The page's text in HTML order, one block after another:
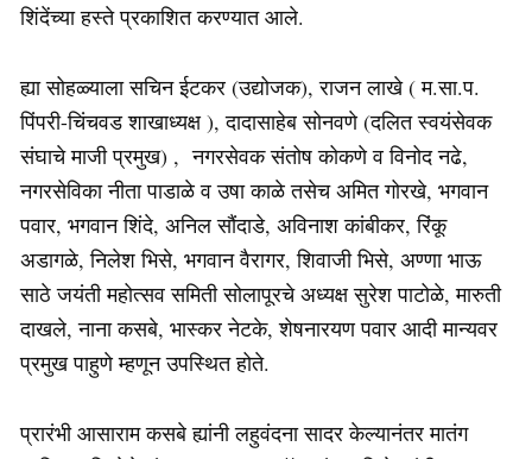
शिंदेंच्या हस्ते प्रकाशित करण्यात आले.
ह्या सोहळ्याला सचिन ईटकर (उद्योजक), राजन लाखे ( म.सा.प.
पिंपरी-चिंचवड शाखाध्यक्ष ), दादासाहेब सोनवणे (दलित स्वयंसेवक
संघाचे माजी प्रमुख) , नगरसेवक संतोष कोकणे व विनोद नढे,
नगरसेविका नीता पाडाळे व उषा काळे तसेच अमित गोरखे, भगवान
पवार, भगवान शिंदे, अनिल सौंदाडे, अविनाश कांबीकर, रिंकू
अडागळे, निलेश भिसे, भगवान वैरागर, शिवाजी भिसे, अण्णा भाऊ
साठे जयंती महोत्सव समिती सोलापूरचे अध्यक्ष सुरेश पाटोळे, मारुती
दाखले, नाना कसबे, भास्कर नेटके, शेषनारयण पवार आदी मान्यवर
प्रमुख पाहुणे म्हणून उपस्थित होते.
प्रारंभी आसाराम कसबे ह्यांनी लहुवंदना सादर केल्यानंतर मातंग